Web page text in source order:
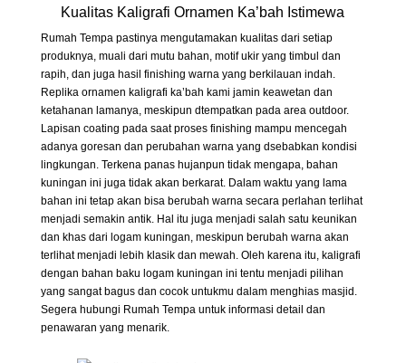
Kualitas Kaligrafi Ornamen Ka’bah Istimewa
Rumah Tempa pastinya mengutamakan kualitas dari setiap
produknya, muali dari mutu bahan, motif ukir yang timbul dan
rapih, dan juga hasil finishing warna yang berkilauan indah.
Replika ornamen kaligrafi ka’bah kami jamin keawetan dan
ketahanan lamanya, meskipun dtempatkan pada area outdoor.
Lapisan coating pada saat proses finishing mampu mencegah
adanya goresan dan perubahan warna yang dsebabkan kondisi
lingkungan. Terkena panas hujanpun tidak mengapa, bahan
kuningan ini juga tidak akan berkarat. Dalam waktu yang lama
bahan ini tetap akan bisa berubah warna secara perlahan terlihat
menjadi semakin antik. Hal itu juga menjadi salah satu keunikan
dan khas dari logam kuningan, meskipun berubah warna akan
terlihat menjadi lebih klasik dan mewah. Oleh karena itu, kaligrafi
dengan bahan baku logam kuningan ini tentu menjadi pilihan
yang sangat bagus dan cocok untukmu dalam menghias masjid.
Segera hubungi Rumah Tempa untuk informasi detail dan
penawaran yang menarik.